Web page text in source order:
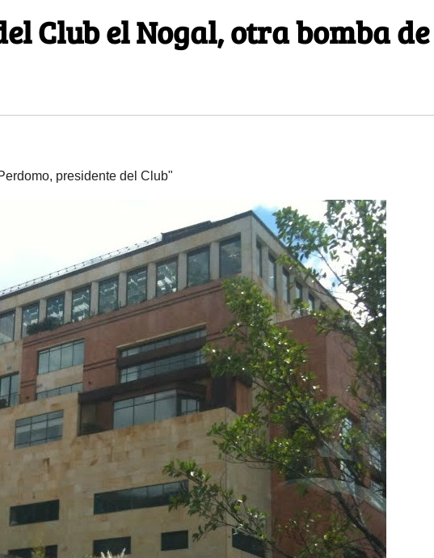
Club el Nogal, otra bomba de
presidente del Club"